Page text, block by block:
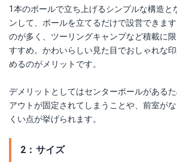
1本のポールで立ち上げるシンプルな構造と
ンして、ポールを立てるだけで設営できま
のが多く、ツーリングキャンプなど積載に
すすめ。かわいらしい見た目でおしゃれな
めるのがメリットです。
デメリットとしてはセンターポールがある
アウトが固定されてしまうことや、前室が
くい点が挙げられます。
2：サイズ